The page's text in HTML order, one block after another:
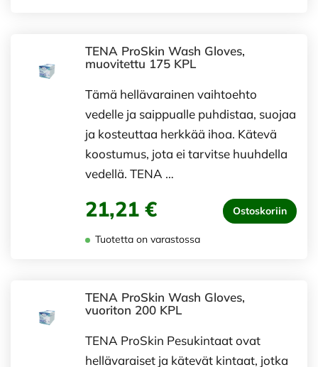
TENA ProSkin Wash Gloves,
muovitettu 175 KPL
Tämä hellävarainen vaihtoehto
vedelle ja saippualle puhdistaa, suojaa
ja kosteuttaa herkkää ihoa. Kätevä
koostumus, jota ei tarvitse huuhdella
vedellä. TENA …
21,21 € Ostoskoriin
Tuotetta on varastossa
TENA ProSkin Wash Gloves,
vuoriton 200 KPL
TENA ProSkin Pesukintaat ovat
hellävaraiset ja kätevät kintaat, jotka